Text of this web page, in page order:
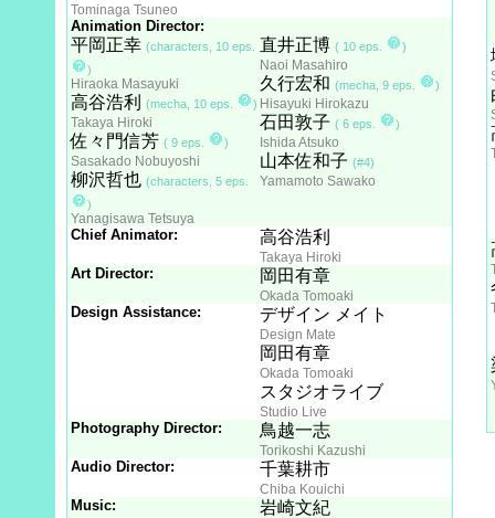
Tominaga Tsuneo
Animation Director:
平岡正幸 (characters, 10 eps.
)
Hiraoka Masayuki
高谷浩利 (mecha, 10 eps. )
Takaya Hiroki
佐々門信芳 ( 9 eps. )
Sasakado Nobuyoshi
柳沢哲也 (characters, 5 eps.
)
Yanagisawa Tetsuya
直井正博 ( 10 eps. )
Naoi Masahiro
久行宏和 (mecha, 9 eps. )
Hisayuki Hirokazu
石田敦子 ( 6 eps. )
Ishida Atsuko
山本佐和子 (#4)
Yamamoto Sawako
Chief Animator: 高谷浩利
Takaya Hiroki
Art Director: 岡田有章
Okada Tomoaki
Design Assistance: デザイン メイト
Design Mate
岡田有章
Okada Tomoaki
スタジオライブ
Studio Live
Photography Director: 鳥越一志
Torikoshi Kazushi
Audio Director: 千葉耕市
Chiba Kouichi
Music: 岩崎文紀